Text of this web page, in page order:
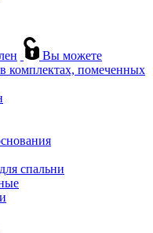
Вы можете
комплектах, помеченных
спальни